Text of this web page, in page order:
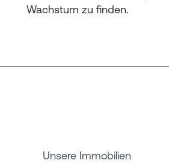
Wachstum zu finden.
Unsere Immobilien